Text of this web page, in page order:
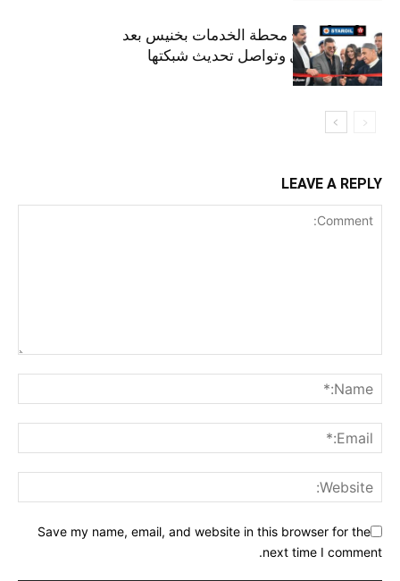
ستارأويل تفتتح محطة الخدمات بخنيس بعد
تجديدهابالكامل وتواصل تحديث شبكتها
LEAVE A REPLY
Save my name, email, and website in this browser for the
next time I comment.